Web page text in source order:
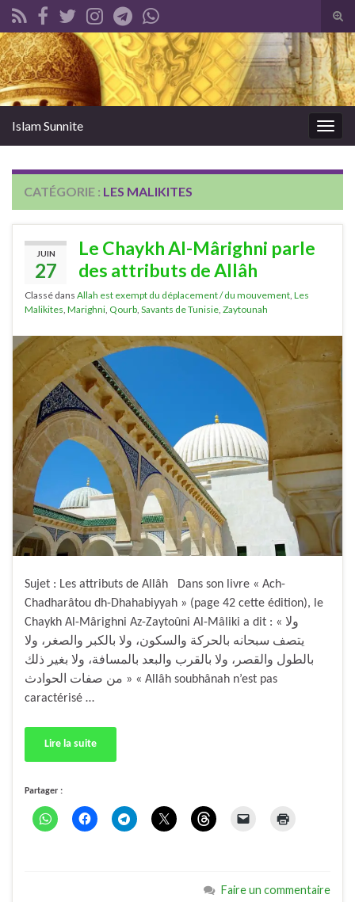
Search for:
Islam Sunnite
CATÉGORIE : LES MALIKITES
JUIN
27
Le Chaykh Al-Mârighni parle
des attributs de Allâh
Classé dans Allah est exempt du déplacement / du mouvement Les
Malikites Marighni Qourb Savants de Tunisie Zaytounah
Sujet : Les attributs de Allâh Dans son livre « Ach-
Chadharâtou dh-Dhahabiyyah » (page 42 cette édition), le
Chaykh Al-Mârighni Az-Zaytoûni Al-Mâliki a dit : « ولا
يتصف سبحانه بالحركة والسكون، ولا بالكبر والصغر، ولا
بالطول والقصر، ولا بالقرب والبعد بالمسافة، ولا بغير ذلك
من صفات الحوادث » « Allâh soubhânah n’est pas
caractérisé …
Lire la suite
Partager :
Faire un commentaire